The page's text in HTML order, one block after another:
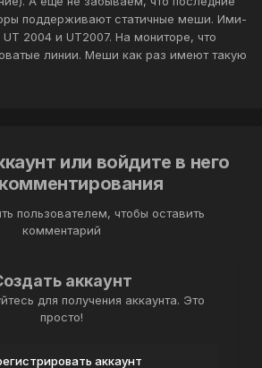
поддерживают статичные меши. Ими-
2004 и UT2007. На мониторе, что
линии. Меши как раз имеют такую
или войдите в него
пользователем, чтобы оставить
комментарий
аккаунт
для получения аккаунта. Это
просто!
аккаунт